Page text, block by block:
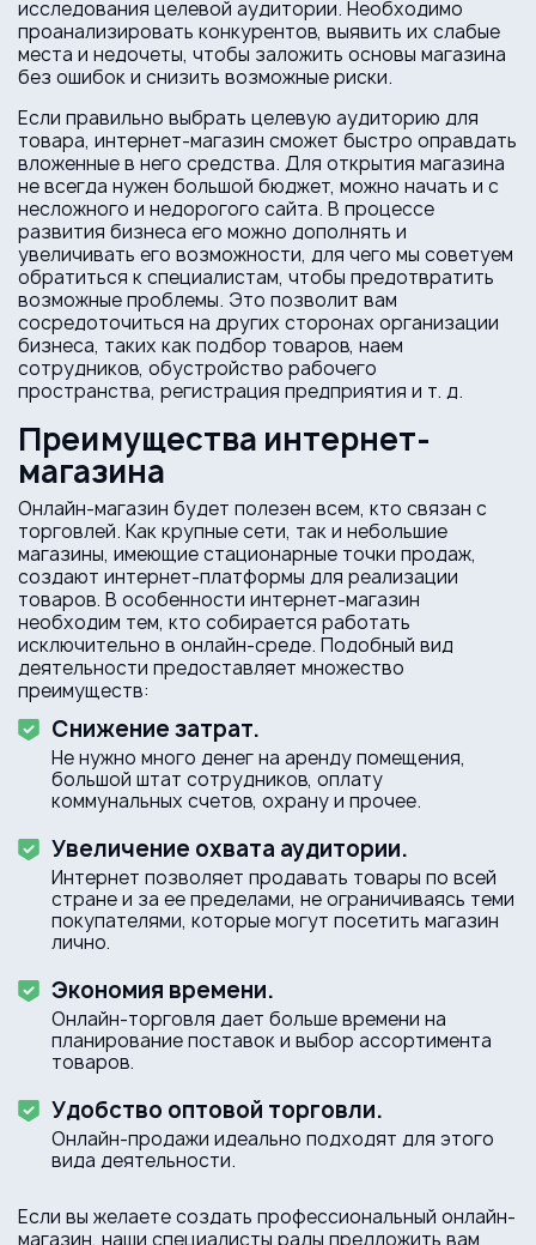
исследования целевой аудитории. Необходимо
проанализировать конкурентов, выявить их слабые
места и недочеты, чтобы заложить основы магазина
без ошибок и снизить возможные риски.
Если правильно выбрать целевую аудиторию для
товара, интернет-магазин сможет быстро оправдать
вложенные в него средства. Для открытия магазина
не всегда нужен большой бюджет, можно начать и с
несложного и недорогого сайта. В процессе
развития бизнеса его можно дополнять и
увеличивать его возможности, для чего мы советуем
обратиться к специалистам, чтобы предотвратить
возможные проблемы. Это позволит вам
сосредоточиться на других сторонах организации
бизнеса, таких как подбор товаров, наем
сотрудников, обустройство рабочего
пространства, регистрация предприятия и т. д.
Преимущества интернет-
магазина
Онлайн-магазин будет полезен всем, кто связан с
торговлей. Как крупные сети, так и небольшие
магазины, имеющие стационарные точки продаж,
создают интернет-платформы для реализации
товаров. В особенности интернет-магазин
необходим тем, кто собирается работать
исключительно в онлайн-среде. Подобный вид
деятельности предоставляет множество
преимуществ:
Снижение затрат.
Не нужно много денег на аренду помещения,
большой штат сотрудников, оплату
коммунальных счетов, охрану и прочее.
Увеличение охвата аудитории.
Интернет позволяет продавать товары по всей
стране и за ее пределами, не ограничиваясь теми
покупателями, которые могут посетить магазин
лично.
Экономия времени.
Онлайн-торговля дает больше времени на
планирование поставок и выбор ассортимента
товаров.
Удобство оптовой торговли.
Онлайн-продажи идеально подходят для этого
вида деятельности.
Если вы желаете создать профессиональный онлайн-
магазин, наши специалисты рады предложить вам